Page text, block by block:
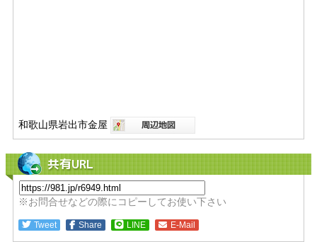
和歌山県岩出市金屋
共有URL
※お問合せなどの際にコピーしてお使い下さい
Tweet Share LINE E-Mail